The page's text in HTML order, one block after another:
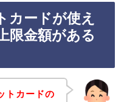
カードが使え
限金額がある
トカードの